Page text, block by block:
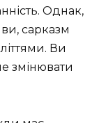
Однак,
сарказм
Ви
змінювати